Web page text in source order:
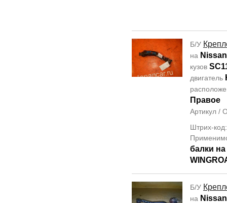
Б/У
на
кузов
двигатель
Правое
Артикул /
Штрих-
балки
Б/У
на